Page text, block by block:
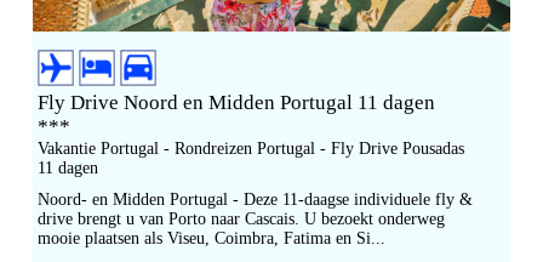
Fly Drive Noord en Midden Portugal 11 dagen
***
Vakantie Portugal - Rondreizen Portugal - Fly Drive Pousadas
11 dagen
Noord- en Midden Portugal - Deze 11-daagse individuele fly &
drive brengt u van Porto naar Cascais. U bezoekt onderweg
mooie plaatsen als Viseu, Coimbra, Fatima en Si...